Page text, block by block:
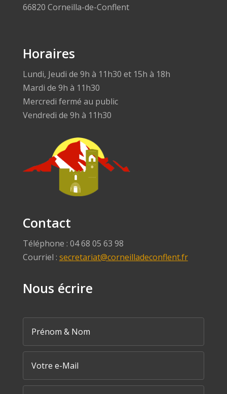
66820 Corneilla-de-Conflent
Horaires
Lundi, Jeudi de 9h à 11h30 et 15h à 18h
Mardi de 9h à 11h30
Mercredi fermé au public
Vendredi de 9h à 11h30
Contact
Téléphone : 04 68 05 63 98
Courriel : secretariat@corneilladeconflent.fr
Nous écrire